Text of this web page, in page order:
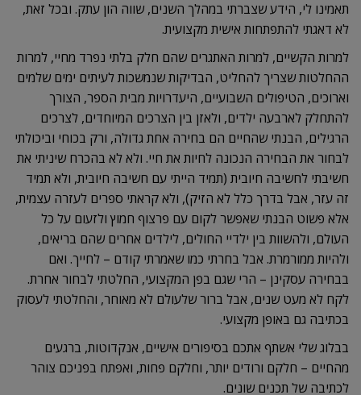
תאמינו לי, הידע שצברתי במהלך השנים, שווה הון עתק. ובכל זאת,
לא דאגתי להתפתחות אישית מקצועית.
למרות הקשיים, למרות האתגרים שהם חלק בלתי נפרד מחיי, למרות
ההחלטות שצריך להחליט, הבדיקות שנמשכות לעיתים ימים שלמים
וארוכים, הטיפולים השבועיים, היעדרויות מבית הספר, הצורך
להתחלק לארבעה ילדים, ולאזן בין הצרכים המיוחדים, לצרכים
הרגילים, הבנתי שהחיים הם בחירה אחת גדולה, ורק בכוחי וביכולתי
לבחור את הבחירה הנכונה לחיות את חיי. ולא לא בהכרח שיניתי את
חשיבתי לחשיבה חיובית (תמיד הייתי עם חשיבה חיובית, ולא תמיד
זה עזר, אבל בדרך כלל לא הזיק), ולא קראתי ספרים לעזרה עצמית,
אלא פשוט הבנתי שאפשר לקום עם פרצוף חמוץ ולזעום על כל
העולם, ולהשוות בין ילדיי החולים, לילדים אחרים שהם בריאים,
ולהיות ממורמרת. אבל בחרתי כמו שאמרתי קודם – לחייך. ואם
בבחירה עסקינן – הרי שגם בפן המקצועי, החלטתי לבחור אחרת.
לקח לא מעט שנים, אבל ברור שלעולם לא מאוחר, והחלטתי לעסוק
בכתיבה גם באופן מקצועי.
בבלוג שלי אשתף אתכם בסיפורים אישיים, אנקדוטות, ברגעים
מהחיים – חלקם ורודים יותר, וחלקם פחות, ואפתח בפניכם צוהר
לכתיבה של תכנים שונים.